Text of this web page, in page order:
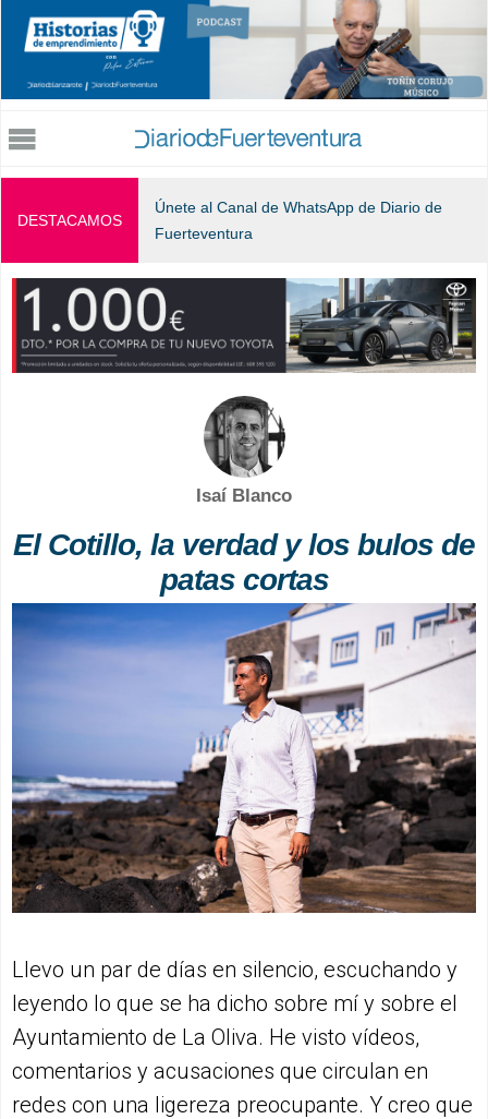
Jump to navigation
DESTACAMOS
Únete al Canal de WhatsApp de Diario de
Fuerteventura
Isaí Blanco
El Cotillo, la verdad y los bulos de
patas cortas
Llevo un par de días en silencio, escuchando y
leyendo lo que se ha dicho sobre mí y sobre el
Ayuntamiento de La Oliva. He visto vídeos,
comentarios y acusaciones que circulan en
redes con una ligereza preocupante. Y creo que